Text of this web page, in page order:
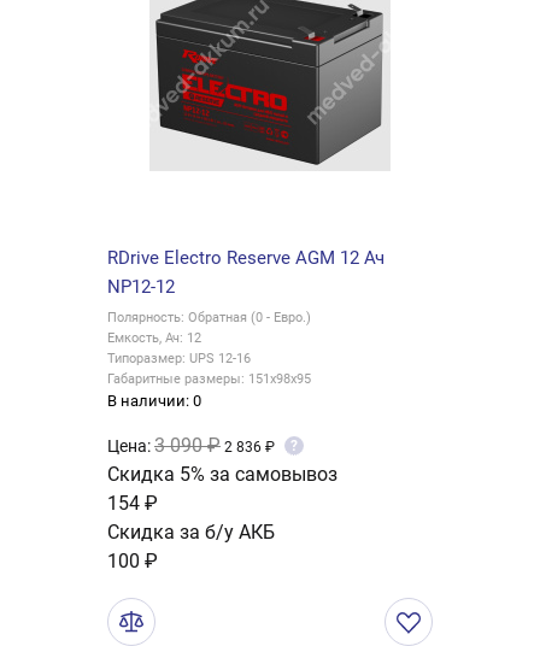
RDrive Electro Reserve AGM 12 Ач
NP12-12
Полярность: Обратная (0 - Евро.)
Емкость, Ач: 12
Типоразмер: UPS 12-16
Габаритные размеры: 151x98x95
В наличии: 0
Цена:3 090 ₽ 2 836 ₽ ?
Скидка 5% за самовывоз
154 ₽
Скидка за б/у АКБ
100 ₽